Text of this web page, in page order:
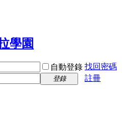
自動登錄 找回密碼
登錄
註冊